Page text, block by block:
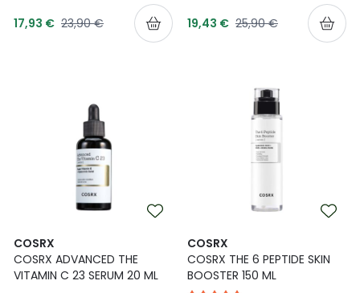
Tarjoushinta
17,93 € Normaalihinta
23,90 € Tarjoushinta
19,43 € Normaalihinta
25,90 €
COSRX
COSRX ADVANCED THE
VITAMIN C 23 SERUM 20 ML
COSRX
COSRX THE 6 PEPTIDE SKIN
BOOSTER 150 ML